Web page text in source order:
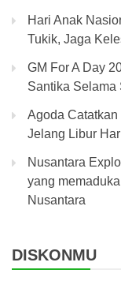
Hari Anak
Tukik, Jaga
GM For A Day
Santika Selama
Agoda
Jelang Libur
Nusantara
yang
Nusantara
DISKONMU